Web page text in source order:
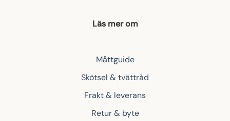
Läs mer om
Måttguide
Skötsel & tvättråd
Frakt & leverans
Retur & byte